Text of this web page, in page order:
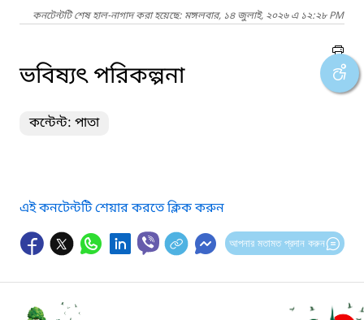
কনটেন্টটি শেষ হাল-নাগাদ করা হয়েছে: মঙ্গলবার, ১৪ জুলাই, ২০২৬ এ ১২:২৮ PM
ভবিষ্যৎ পরিকল্পনা
কন্টেন্ট: পাতা
এই কনটেন্টটি শেয়ার করতে ক্লিক করুন
আপনার মতামত প্রদান করুন